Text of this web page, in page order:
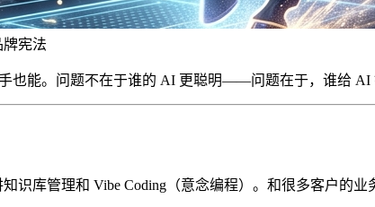
牌宪法
也能。问题不在于谁的 AI 更聪明——问题在于，谁给 AI
识库管理和 Vibe Coding（意念编程）。和很多客户的